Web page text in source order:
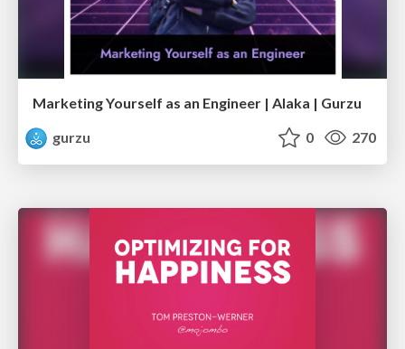
Marketing Yourself as an Engineer | Alaka | Gurzu
gurzu
0 270